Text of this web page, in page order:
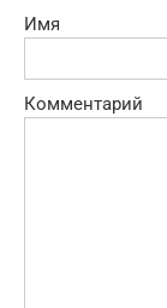
Имя
Комментарий